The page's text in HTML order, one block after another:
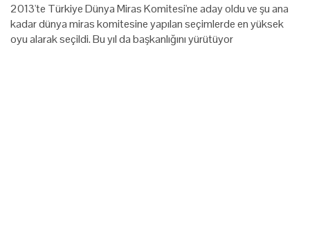
2013'te Türkiye Dünya Miras Komitesi'ne aday oldu ve şu ana
kadar dünya miras komitesine yapılan seçimlerde en yüksek
oyu alarak seçildi. Bu yıl da başkanlığını yürütüyor